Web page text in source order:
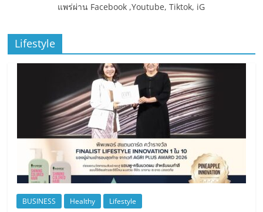
แพร่ผ่าน Facebook ,Youtube, Tiktok, iG
Lifestyle
BUSINESS Healthy Lifestyle